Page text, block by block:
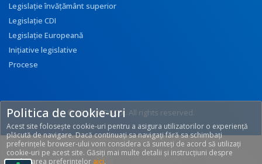
Legislație învățământ superior
Legislație CDI
Legislație Europeană
Inițiative legislative
Procese
© 2017 UEFISCDI. All rights reserved.
[T: 0.2541, O: 92]
Politica de cookie-uri
Acest site folosește cookie-uri pentru a asigura utilizatorilor o experiență
plăcută de navigare. Dacă continuați sa navigați fără sa schimbați
preferințele browser-ului vom considera că sunteți de acord să utilizați
cookie-uri pe acest site. Găsiți mai multe detalii și instrucțiuni despre
modificarea preferințelor aici.